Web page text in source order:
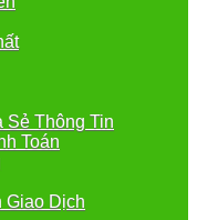
Sẻ Thông Tin
Toán
Dịch